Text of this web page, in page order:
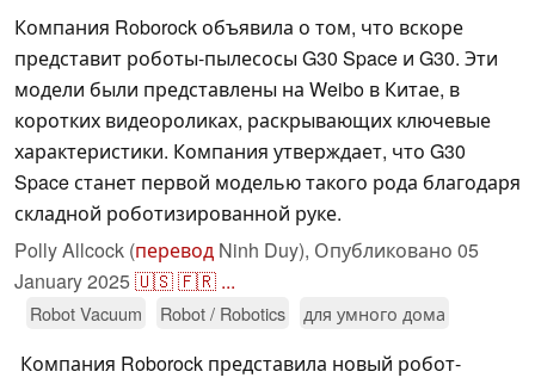
Компания Roborock объявила о том, что вскоре
представит роботы-пылесосы G30 Space и G30. Эти
модели были представлены на Weibo в Китае, в
коротких видеороликах, раскрывающих ключевые
характеристики. Компания утверждает, что G30
Space станет первой моделью такого рода благодаря
складной роботизированной руке.
Polly Allcock (перевод Ninh Duy), Опубликовано 05
January 2025🇺🇸🇫🇷 ...
Robot Vacuum Robot / Robotics для умного дома
Компания Roborock представила новый робот-